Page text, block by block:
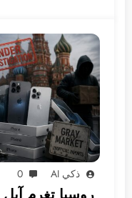
ذكي AI 0